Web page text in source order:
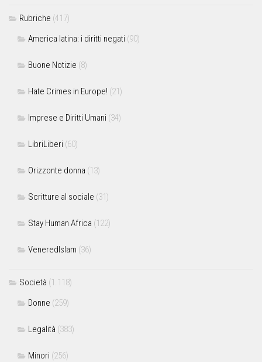
Rubriche (417)
America latina: i diritti negati (90)
Buone Notizie (8)
Hate Crimes in Europe! (21)
Imprese e Diritti Umani (34)
LibriLiberi (60)
Orizzonte donna (13)
Scritture al sociale (31)
Stay Human Africa (122)
VeneredIslam (36)
Società (1.118)
Donne (259)
Legalità (383)
Minori (256)